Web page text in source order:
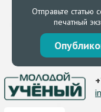
Отправьте статью
печатный